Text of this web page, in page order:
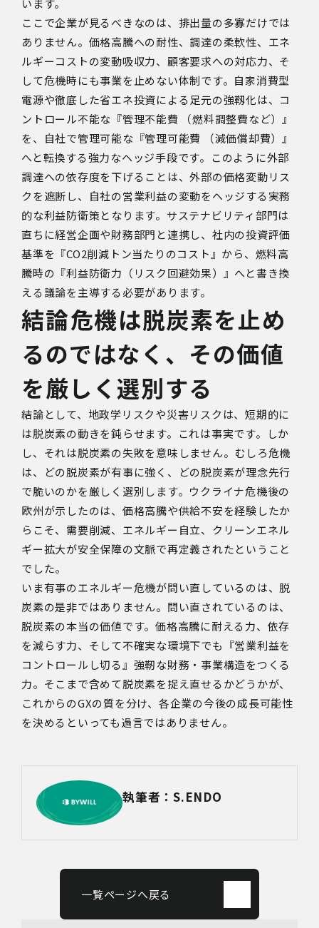
います。
ここで企業が見るべきなのは、排出量の多寡だけでは
ありません。価格高騰への耐性、調達の柔軟性、エネ
ルギーコストの変動吸収力、顧客要求への対応力、そ
して危機時にも事業を止めない体制です。自家消費型
電源や徹底した省エネ投資による足元の強靱化は、コ
ントロール不能な『管理不能費 （燃料調整費など）』
を、自社で管理可能な『管理可能費 （減価償却費）』
へと転換する強力なヘッジ手段です。このように外部
調達への依存度を下げることは、外部の価格変動リス
クを遮断し、自社の営業利益の変動をヘッジする実務
的な利益防衛策となります。サステナビリティ部門は
直ちに経営企画や財務部門と連携し、社内の投資評価
基準を『CO2削減トン当たりのコスト』から、燃料高
騰時の『利益防衛力（リスク回避効果）』へと書き換
える議論を主導する必要があります。
結論危機は脱炭素を止め
るのではなく、その価値
を厳しく選別する
結論として、地政学リスクや災害リスクは、短期的に
は脱炭素の動きを鈍らせます。これは事実です。しか
し、それは脱炭素の失敗を意味しません。むしろ危機
は、どの脱炭素が有事に強く、どの脱炭素が理念先行
で脆いのかを厳しく選別します。ウクライナ危機後の
欧州が示したのは、価格高騰や供給不安を経験したか
らこそ、需要削減、エネルギー自立、クリーンエネル
ギー拡大が安全保障の文脈で再定義されたということ
でした。
いま有事のエネルギー危機が問い直しているのは、脱
炭素の是非ではありません。問い直されているのは、
脱炭素の本当の価値です。価格高騰に耐える力、依存
を減らす力、そして不確実な環境下でも『営業利益を
コントロールし切る』強靭な財務・事業構造をつくる
力。そこまで含めて脱炭素を捉え直せるかどうかが、
これからのGXの質を分け、各企業の今後の成長可能性
を決めるといっても過言ではありません。
執筆者：S.ENDO
一覧ページへ戻る